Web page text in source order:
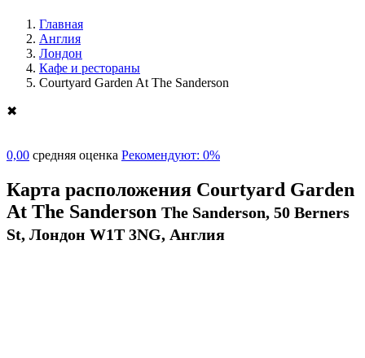
Главная
Англия
Лондон
Кафе и рестораны
Courtyard Garden At The Sanderson
✖
0,00 средняя оценка Рекомендуют: 0%
Карта расположения Courtyard Garden
At The Sanderson The Sanderson, 50 Berners
St, Лондон W1T 3NG, Англия